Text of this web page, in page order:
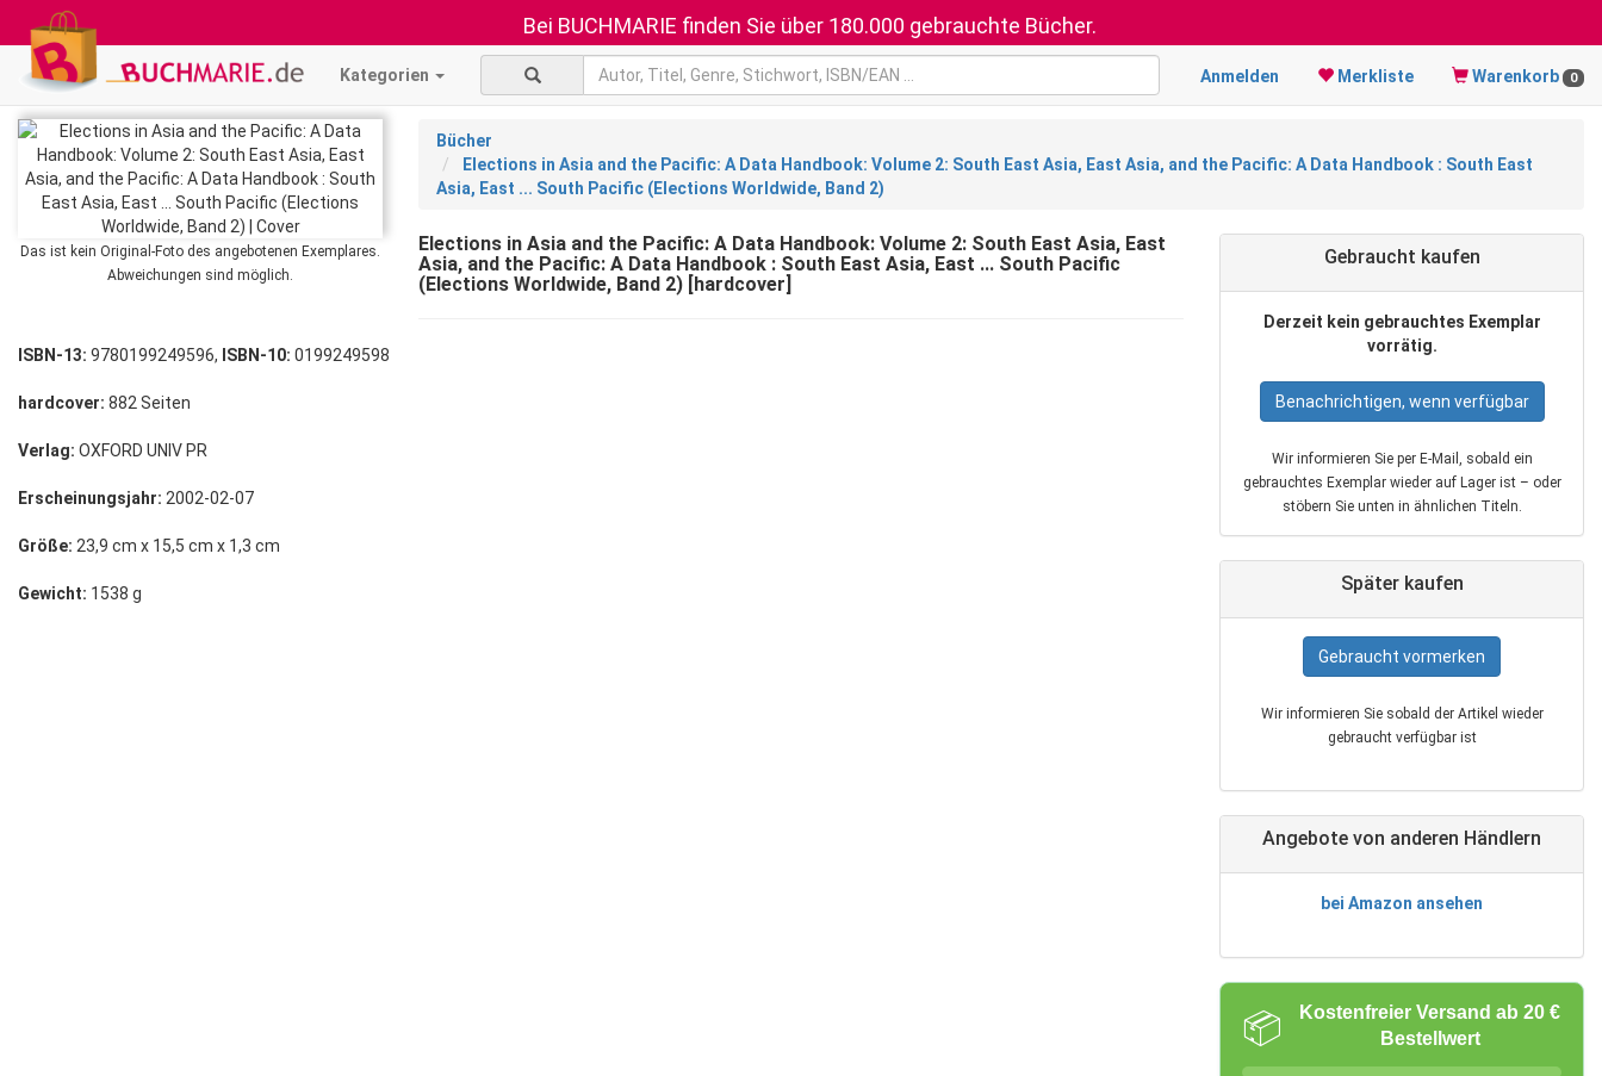
Bei BUCHMARIE finden Sie über 180.000 gebrauchte Bücher.
Kategorien Anmelden Merkliste Warenkorb 0
Das ist kein Original-Foto des angebotenen Exemplares.
Abweichungen sind möglich.
Bücher
Elections in Asia and the Pacific: A Data Handbook: Volume 2: South East Asia, East Asia, and the Pacific: A Data Handbook : South East
Asia, East ... South Pacific (Elections Worldwide, Band 2)
Elections in Asia and the Pacific: A Data Handbook: Volume 2: South East Asia, East
Asia, and the Pacific: A Data Handbook : South East Asia, East ... South Pacific
(Elections Worldwide, Band 2) [hardcover]
Gebraucht kaufen
Derzeit kein gebrauchtes Exemplar
vorrätig.
Benachrichtigen, wenn verfügbar
Wir informieren Sie per E‑Mail, sobald ein
gebrauchtes Exemplar wieder auf Lager ist – oder
stöbern Sie unten in ähnlichen Titeln.
Später kaufen
Gebraucht vormerken
Wir informieren Sie sobald der Artikel wieder
gebraucht verfügbar ist
Angebote von anderen Händlern
bei Amazon ansehen
📦
Kostenfreier Versand ab 20 €
Bestellwert
ISBN-13: 9780199249596, ISBN-10: 0199249598
hardcover: 882 Seiten
Verlag: OXFORD UNIV PR
Erscheinungsjahr: 2002-02-07
Größe: 23,9 cm x 15,5 cm x 1,3 cm
Gewicht: 1538 g